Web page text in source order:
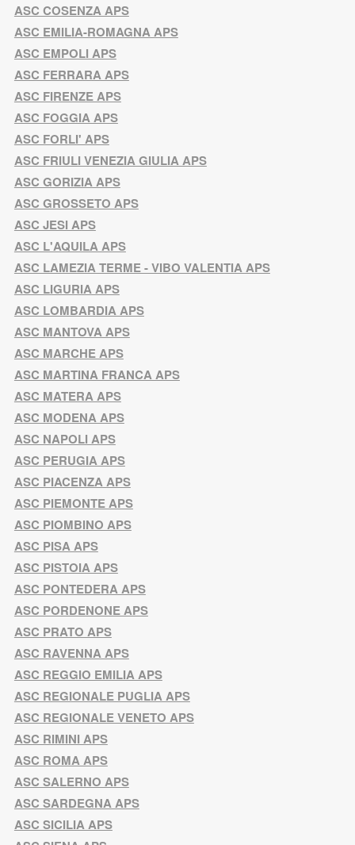
ASC COSENZA APS
ASC EMILIA-ROMAGNA APS
ASC EMPOLI APS
ASC FERRARA APS
ASC FIRENZE APS
ASC FOGGIA APS
ASC FORLI' APS
ASC FRIULI VENEZIA GIULIA APS
ASC GORIZIA APS
ASC GROSSETO APS
ASC JESI APS
ASC L'AQUILA APS
ASC LAMEZIA TERME - VIBO VALENTIA APS
ASC LIGURIA APS
ASC LOMBARDIA APS
ASC MANTOVA APS
ASC MARCHE APS
ASC MARTINA FRANCA APS
ASC MATERA APS
ASC MODENA APS
ASC NAPOLI APS
ASC PERUGIA APS
ASC PIACENZA APS
ASC PIEMONTE APS
ASC PIOMBINO APS
ASC PISA APS
ASC PISTOIA APS
ASC PONTEDERA APS
ASC PORDENONE APS
ASC PRATO APS
ASC RAVENNA APS
ASC REGGIO EMILIA APS
ASC REGIONALE PUGLIA APS
ASC REGIONALE VENETO APS
ASC RIMINI APS
ASC ROMA APS
ASC SALERNO APS
ASC SARDEGNA APS
ASC SICILIA APS